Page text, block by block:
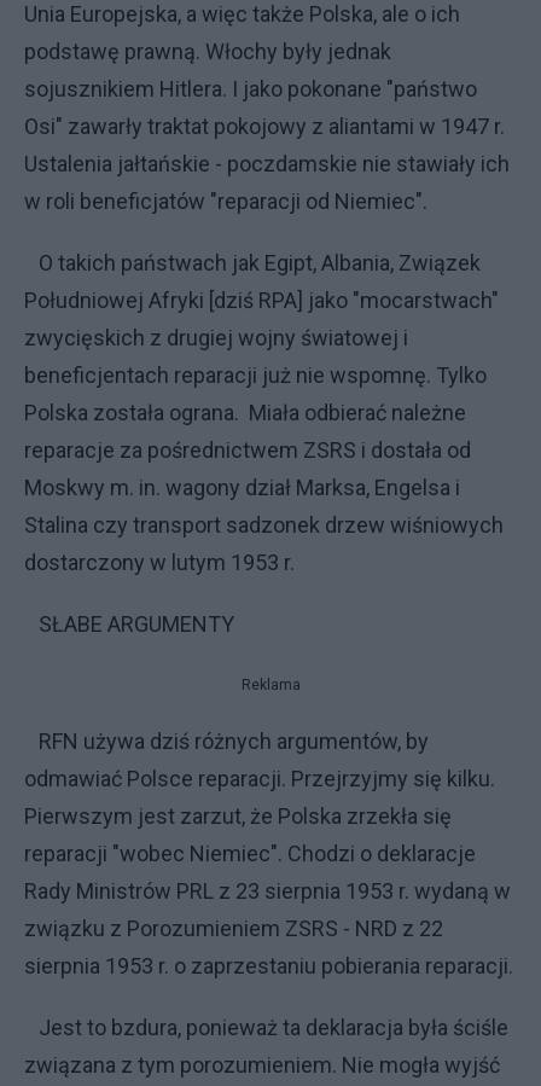
Unia Europejska, a więc także Polska, ale o ich
podstawę prawną. Włochy były jednak
sojusznikiem Hitlera. I jako pokonane "państwo
Osi" zawarły traktat pokojowy z aliantami w 1947 r.
Ustalenia jałtańskie - poczdamskie nie stawiały ich
w roli beneficjatów "reparacji od Niemiec".
O takich państwach jak Egipt, Albania, Związek
Południowej Afryki [dziś RPA] jako "mocarstwach"
zwycięskich z drugiej wojny światowej i
beneficjentach reparacji już nie wspomnę. Tylko
Polska została ograna. Miała odbierać należne
reparacje za pośrednictwem ZSRS i dostała od
Moskwy m. in. wagony dział Marksa, Engelsa i
Stalina czy transport sadzonek drzew wiśniowych
dostarczony w lutym 1953 r.
SŁABE ARGUMENTY
Reklama
RFN używa dziś różnych argumentów, by
odmawiać Polsce reparacji. Przejrzyjmy się kilku.
Pierwszym jest zarzut, że Polska zrzekła się
reparacji "wobec Niemiec". Chodzi o deklaracje
Rady Ministrów PRL z 23 sierpnia 1953 r. wydaną w
związku z Porozumieniem ZSRS - NRD z 22
sierpnia 1953 r. o zaprzestaniu pobierania reparacji.
Jest to bzdura, ponieważ ta deklaracja była ściśle
związana z tym porozumieniem. Nie mogła wyjść